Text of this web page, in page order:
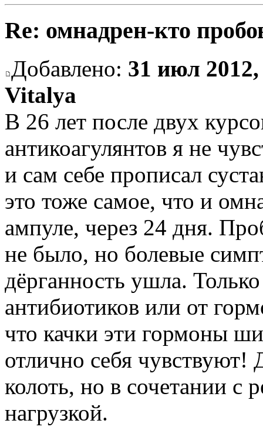
Re: омнадрен-кто
Добавлено: 31 июл
Vitalya
В 26 лет после двух
антикоагулянтов я не
и сам себе прописал
это тоже самое, что и
ампуле, через 24 дня.
не было, но болевые
дёрганность ушла.
антибиотиков или от
что качки эти гормоны
отлично себя
колоть, но в сочетании с
нагрузкой.